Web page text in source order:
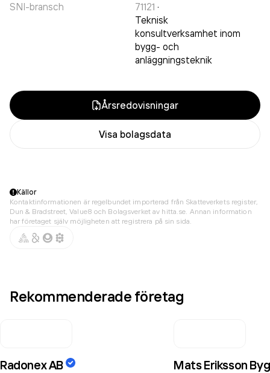
SNI-bransch 71121 ·
Teknisk
konsultverksamhet inom
bygg- och
anläggningsteknik
Årsredovisningar
Visa bolagsdata
Källor
Kontaktinformationen är regelbundet importerad från Skatteverkets register,
Dun & Bradstreet, Value8 och Bolagsverket av hitta.se. Annan information
har företaget själv möjligheten att registrera på sin sida.
Rekommenderade företag
Radonex AB Mats Eriksson